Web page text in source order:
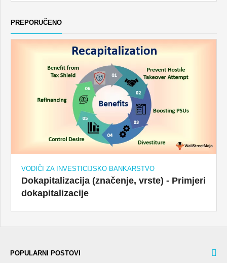
PREPORUČENO
VODIČI ZA INVESTICIJSKO BANKARSTVO
Dokapitalizacija (značenje, vrste) - Primjeri
dokapitalizacije
POPULARNI POSTOVI